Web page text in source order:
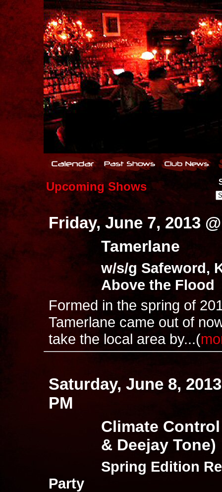
Upcoming Shows
Friday, June 7, 2013
Tamerlane
w/s/g Safeword,
Above the Flood
Formed in the spring of
Tamerlane came out of
take the local area by...(
Saturday, June 8,
PM
Climate
& Deejay Tone)
Spring Edition
Party